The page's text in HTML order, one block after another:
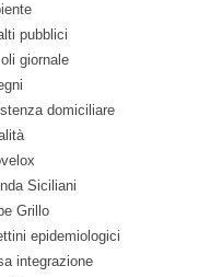
pubblici
giornale
domiciliare
Siciliani
Grillo
epidemiologici
integrazione